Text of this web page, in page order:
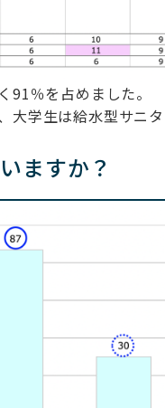
91％を占めました。
大学生は給水型サニ
ますか？